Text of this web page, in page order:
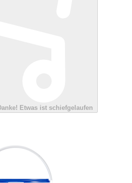
Etwas ist schiefgelaufen